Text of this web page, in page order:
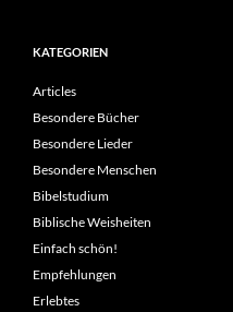
KATEGORIEN
Articles
Besondere Bücher
Besondere Lieder
Besondere Menschen
Bibelstudium
Biblische Weisheiten
Einfach schön!
Empfehlungen
Erlebtes